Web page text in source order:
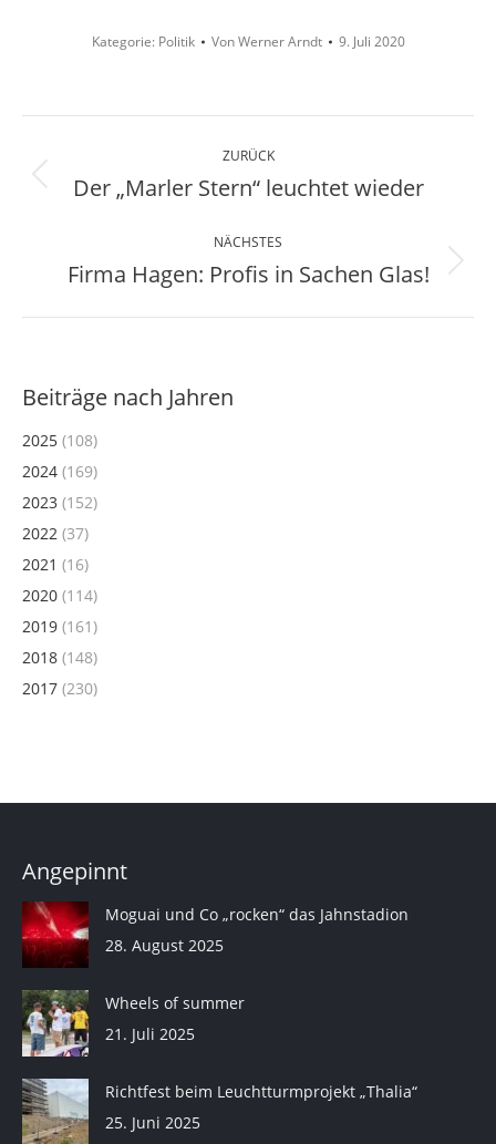
Kategorie: Politik VonWerner Arndt 9. Juli 2020
Kommentarnavigation
ZURÜCK
Vorheriger
Der „Marler Stern“ leuchtet wieder
NÄCHSTES
Nächster
Firma Hagen: Profis in Sachen Glas!
Beiträge nach Jahren
2025 (108)
2024 (169)
2023 (152)
2022 (37)
2021 (16)
2020 (114)
2019 (161)
2018 (148)
2017 (230)
Angepinnt
Moguai und Co „rocken“ das Jahnstadion
28. August 2025
Wheels of summer
21. Juli 2025
Richtfest beim Leuchtturmprojekt „Thalia“
25. Juni 2025